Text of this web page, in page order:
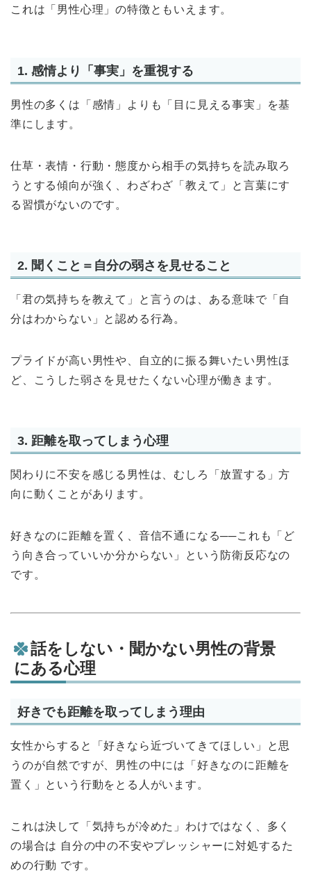
これは「男性心理」の特徴ともいえます。
1. 感情より「事実」を重視する
男性の多くは「感情」よりも「目に見える事実」を基
準にします。
仕草・表情・行動・態度から相手の気持ちを読み取ろ
うとする傾向が強く、わざわざ「教えて」と言葉にす
る習慣がないのです。
2. 聞くこと＝自分の弱さを見せること
「君の気持ちを教えて」と言うのは、ある意味で「自
分はわからない」と認める行為。
プライドが高い男性や、自立的に振る舞いたい男性ほ
ど、こうした弱さを見せたくない心理が働きます。
3. 距離を取ってしまう心理
関わりに不安を感じる男性は、むしろ「放置する」方
向に動くことがあります。
好きなのに距離を置く、音信不通になる──これも「ど
う向き合っていいか分からない」という防衛反応なの
です。
話をしない・聞かない男性の背景
にある心理
好きでも距離を取ってしまう理由
女性からすると「好きなら近づいてきてほしい」と思
うのが自然ですが、男性の中には「好きなのに距離を
置く」という行動をとる人がいます。
これは決して「気持ちが冷めた」わけではなく、多く
の場合は 自分の中の不安やプレッシャーに対処するた
めの行動 です。